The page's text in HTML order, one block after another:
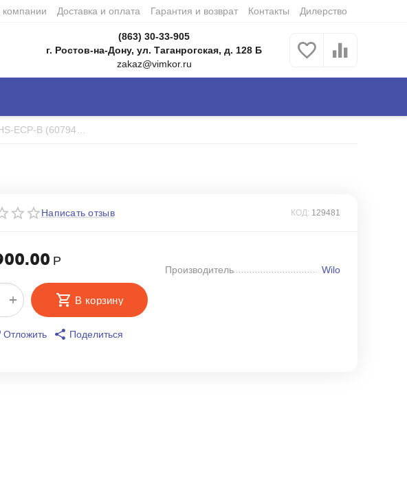
Доставка и оплата Гарантия и возврат Контакты Дилерство
(863) 30-33-905
г. Ростов-на-Дону, ул. Таганрогская, д. 128 Б
zakaz@vimkor.ru
Написать отзыв КОД: 129481
Р
+ В корзину
Отложить Поделиться
Производитель Wilo